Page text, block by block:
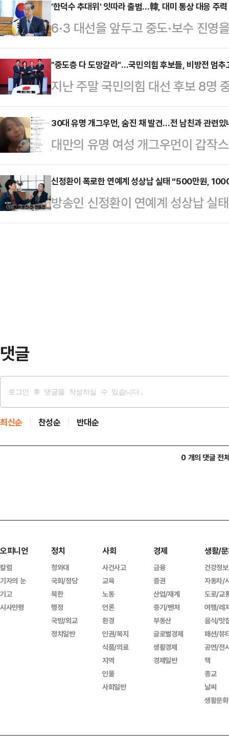
일까지 이어지는 황금연휴가 예정
일이 임시공휴일로 추가 지정되면
는 지난 설 연휴에 임시공휴일을 지
방식의 결정을 기대하고 있다. 설
났던 당시, 정부는 국민 삶의 질 향
정을 제안했다.…
'한덕수 추대위' 잇따라 출범…韓, 대미 통상 대응 주
6·3 대선을 앞두고 중도·보수 진영
는 가운데, 한덕수 대통령 권한대
대응에 주력하는 모습이다.한덕수
차 경제안보전략 태스크포스(TF)
시간으로 오전 8시, 최상목 경제부
센트 재무장관, 제이미슨 그리어
협의'를 개최한다"고 밝혔다.한 대
미…
"중도층 다 도망갈라"…국민의힘 후보들, 비방전 멈
지난 주말 국민의힘 대선 후보 8명
열렸다. A조와 B조로 나뉜 토론회
부터 많은 기대를 모았다. 결과는
반 자기소개, 밸런스 게임 등 경선
도있는 토론이 이뤄지지 않았다는
운 건 토론회 이후 후보들의 태도였
에게 "키높이 구두를 왜 신느냐" 등
"지…
30대 유명 개그우먼, 숨진 채 발견…전 남친과 관련있
대만의 유명 여성 개그우먼이 갑작
관련된 것 아니냐는 추측이 일고
르면, 대만 스탠드업 코미디언 천
옥상에서 발견됐다.신고를 받고 출
상태였다. 사망 원인은 아직 조사
신정환이 폭로한 연예계 성상납 실태 “500만원,
방송인 신정환이 연예계 성상납 실
‘논논논’에 출연해 “연예인들이 생
댓글
최신순 찬성순 반대순
0 개의 댓글 전
오피니언
칼럼
기자의 눈
기고
시사만평
정치
청와대
국회/정당
북한
행정
국방/외교
정치일반
사회
사건사고
교육
노동
언론
환경
인권/복지
식품/의료
지역
인물
사회일반
경제
금융
증권
산업/재계
중기/벤처
부동산
글로벌경제
생활경제
경제일반
생활/
건강정보
자동차/
도로/교
여행/레
음식/맛
패션/뷰
공연/전
책
종교
날씨
생활문